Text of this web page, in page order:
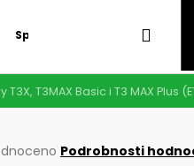
Speciální nabídka
T3MAX Basic i T3 MAX Plus
Podrobnosti